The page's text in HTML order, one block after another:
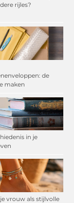
rijles?
de
maken
in je
vrouw als stijlvolle